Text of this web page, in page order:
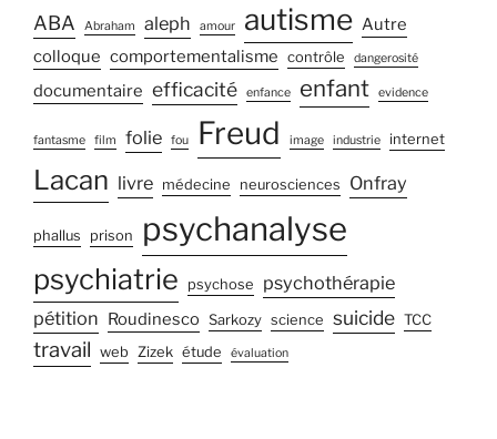
ABA Abraham aleph amour autisme Autre
colloque comportementalisme contrôle dangerosité
documentaire efficacité enfance enfant evidence
fantasme film folie fou Freud image industrie internet
Lacan livre médecine neurosciences Onfray
phallus prison psychanalyse
psychiatrie psychose
psychothérapie
pétition Roudinesco Sarkozy science suicide TCC
travail web Zizek étude évaluation